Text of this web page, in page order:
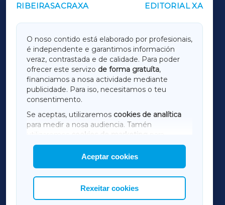
RIBEIRASACRAXA EDITORIAL XA
O noso contido está elaborado por profesionais,
é independente e garantimos información
veraz, contrastada e de calidade. Para poder
ofrecer este servizo de forma gratuíta,
financiamos a nosa actividade mediante
publicidade. Para iso, necesitamos o teu
consentimento.
Se aceptas, utilizaremos cookies de analítica
para medir a nosa audiencia. Tamén
utilizaremos
cookies de marketing
mostrar publicidade de terceiros.
Así mesmo, podes personalizar a elección das
cookies que desexas permitir.
Aceptar cookies
Rexeitar cookies
OUTROS PERIÓDICOS
LUGOXA
TERRACHAXA
AMARIÑAXA
RIBEIRASACRAXA
ACORUÑAXA